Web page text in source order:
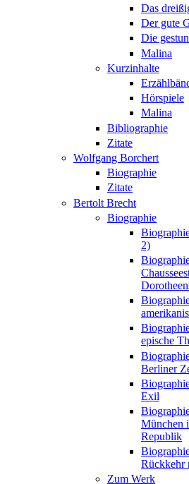
Das
Der gute
Die
Malina
Kurzinhalte
Hörspiele
Malina
Bibliographie
Zitate
Wolfgang Borchert
Biographie
Zitate
Bertolt Brecht
Biographie
2)
epische
Berliner
Exil
München
Republik
Rückkehr
Zum Werk